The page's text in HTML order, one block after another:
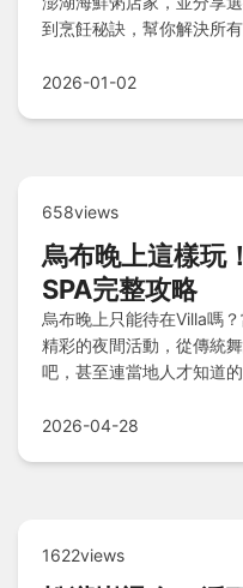
到烹飪秘訣，幫你解決所
2026-01-02
658views
烏布晚上這樣玩
SPA完整攻略
烏布晚上只能待在Villa嗎
精彩的夜間活動，從傳統
吧，甚至連當地人才知道
2026-04-28
1622views